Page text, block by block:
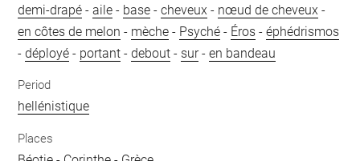
demi-drapé -aile - base -cheveux - nœud de cheveux -
en côtes de melon - mèche - Psyché - Éros -éphédrismos
-déployé - portant -debout - sur-en bandeau
Period
hellénistique
Places